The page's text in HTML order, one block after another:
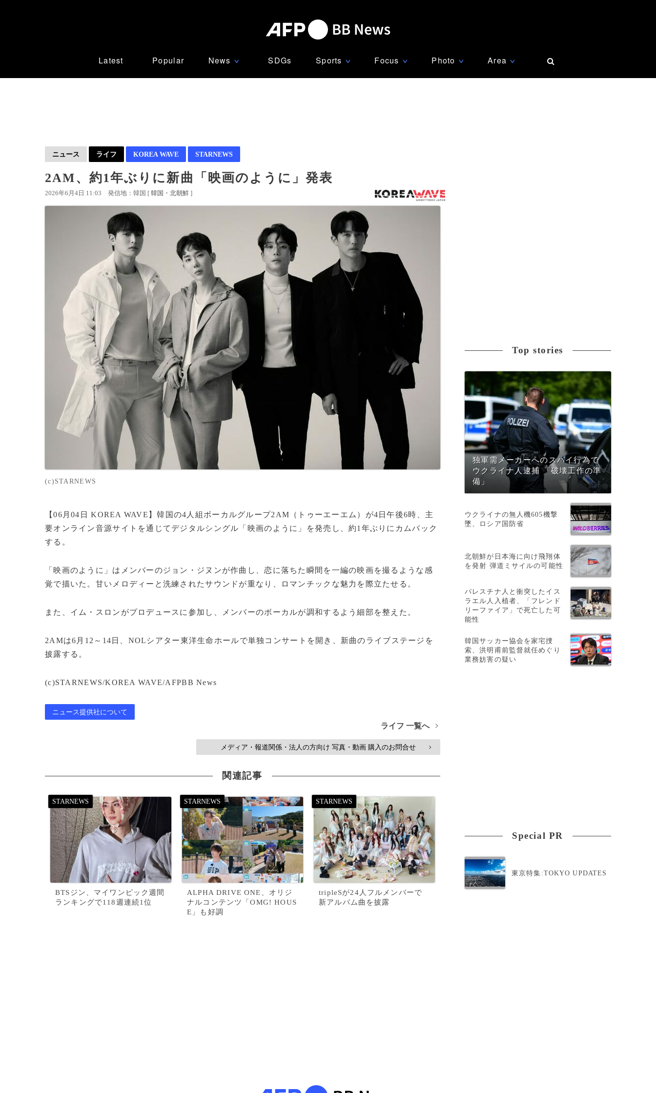
Latest Popular News ∨ SDGs Sports ∨ Focus ∨ Photo ∨ Area ∨
ニュース ライフ KOREA WAVE STARNEWS
2AM、約1年ぶりに新曲「映画のように」発表
2026年6月4日 11:03 発信地：韓国 [ 韓国・北朝鮮 ]
(c)STARNEWS
【06月04日 KOREA WAVE】韓国の4人組ボーカルグループ2AM（トゥーエーエム）が4日午後6時、主
要オンライン音源サイトを通じてデジタルシングル「映画のように」を発売し、約1年ぶりにカムバック
する。
「映画のように」はメンバーのジョン・ジヌンが作曲し、恋に落ちた瞬間を一編の映画を撮るような感
覚で描いた。甘いメロディーと洗練されたサウンドが重なり、ロマンチックな魅力を際立たせる。
また、イム・スロンがプロデュースに参加し、メンバーのボーカルが調和するよう細部を整えた。
2AMは6月12～14日、NOLシアター東洋生命ホールで単独コンサートを開き、新曲のライブステージを
披露する。
(c)STARNEWS/KOREA WAVE/AFPBB News
ニュース提供社について
ライフ 一覧へ >
メディア・報道関係・法人の方向け 写真・動画 購入のお問合せ >
関連記事
BTSジン、マイワンピック週間
ランキングで118週連続1位
ALPHA DRIVE ONE、オリジ
ナルコンテンツ「OMG! HOUS
E」も好調
tripleSが24人フルメンバーで
新アルバム曲を披露
Top stories
独軍需メーカーへのスパイ行為で
ウクライナ人逮捕 「破壊工作の準
備」
ウクライナの無人機605機撃
墜、ロシア国防省
北朝鮮が日本海に向け飛翔体
を発射 弾道ミサイルの可能性
パレスチナ人と衝突したイス
ラエル人入植者、「フレンド
リーファイア」で死亡した可
能性
韓国サッカー協会を家宅捜
索、洪明甫前監督就任めぐり
業務妨害の疑い
Special PR
東京特集:TOKYO UPDATES